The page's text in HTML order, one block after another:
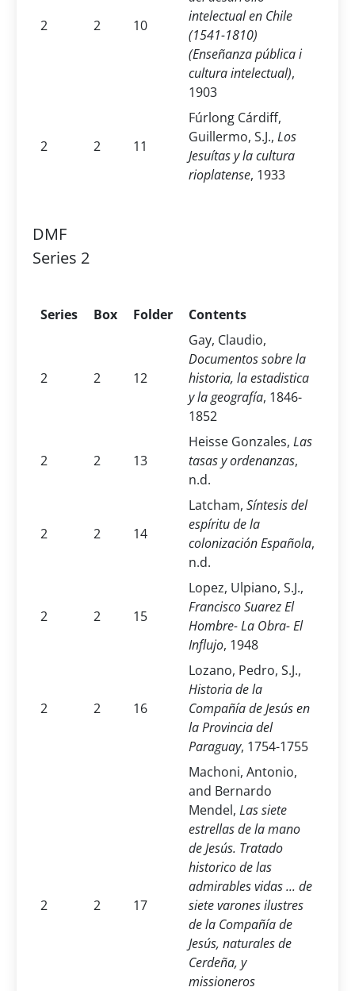
2 2 10
intelectual en Chile
(1541-1810)
(Enseñanza pública i
cultura intelectual),
1903
2 2 11
Fúrlong Cárdiff,
Guillermo, S.J., Los
Jesuítas y la cultura
rioplatense, 1933
DMF
Series 2
Series Box Folder Contents
2 2 12
Gay, Claudio,
Documentos sobre la
historia, la estadistica
y la geografía, 1846-
1852
2 2 13
Heisse Gonzales, Las
tasas y ordenanzas,
n.d.
2 2 14
Latcham, Síntesis del
espíritu de la
colonización Española,
n.d.
2 2 15
Lopez, Ulpiano, S.J.,
Francisco Suarez El
Hombre- La Obra- El
Influjo, 1948
2 2 16
Lozano, Pedro, S.J.,
Historia de la
Compañía de Jesús en
la Provincia del
Paraguay, 1754-1755
2 2 17
Machoni, Antonio,
and Bernardo
Mendel, Las siete
estrellas de la mano
de Jesús. Tratado
historico de las
admirables vidas ... de
siete varones ilustres
de la Compañía de
Jesús, naturales de
Cerdeña, y
missioneros